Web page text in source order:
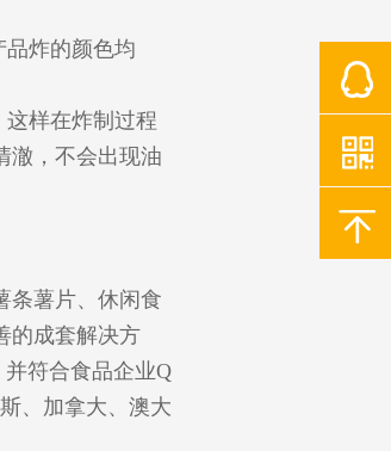
炸的颜色均
样在炸制过程
澈，不会出现油
条薯片、休闲食
的成套解决方
并符合食品企业Q
、加拿大、澳大